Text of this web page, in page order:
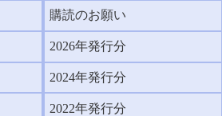
購読のお願い
2026年発行分
2024年発行分
2022年発行分